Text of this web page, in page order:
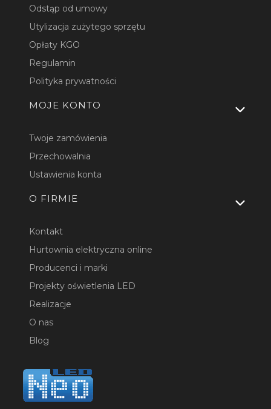
Odstąp od umowy
Utylizacja zużytego sprzętu
Opłaty KGO
Regulamin
Polityka prywatności
MOJE KONTO
Twoje zamówienia
Przechowalnia
Ustawienia konta
O FIRMIE
Kontakt
Hurtownia elektryczna online
Producenci i marki
Projekty oświetlenia LED
Realizacje
O nas
Blog